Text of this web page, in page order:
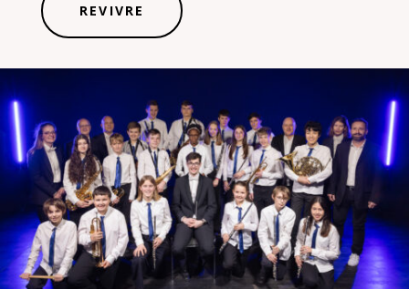
REVIVRE